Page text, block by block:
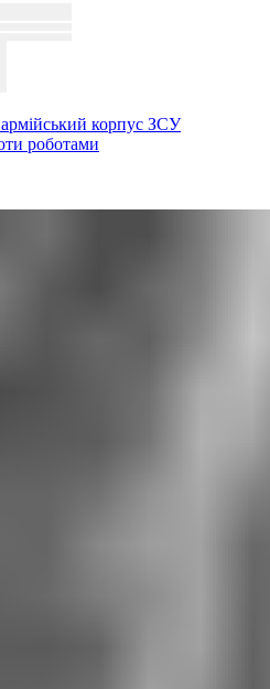
армійський корпус ЗСУ
роботами